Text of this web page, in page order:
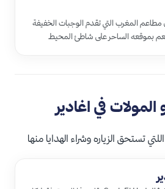
المغرب التي تقدم الوجبات الخفيفة
بموقعه الساحر على شاطئ المحيط
في اغادير
تستحق الزياره وشراء الهدايا منها